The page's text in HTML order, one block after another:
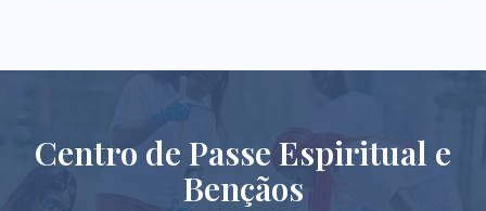
Centro de Passe Espiritual e
Bençãos